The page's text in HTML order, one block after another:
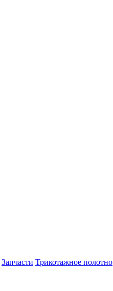
Запчасти Трикотажное полотно